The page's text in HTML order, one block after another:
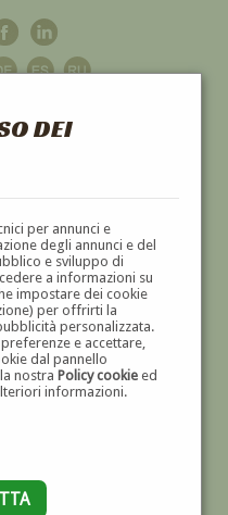
DEI
per annunci e
degli annunci e del
e sviluppo di
a informazioni su
impostare dei cookie
per offrirti la
personalizzata.
e accettare,
dal pannello
nostra Policy cookieed
informazioni.
'800 E '900